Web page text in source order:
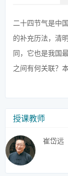
二十四节气是中
的补充历法，清
同，它也是我国
之间有何关联？
授课教师
崔岱远